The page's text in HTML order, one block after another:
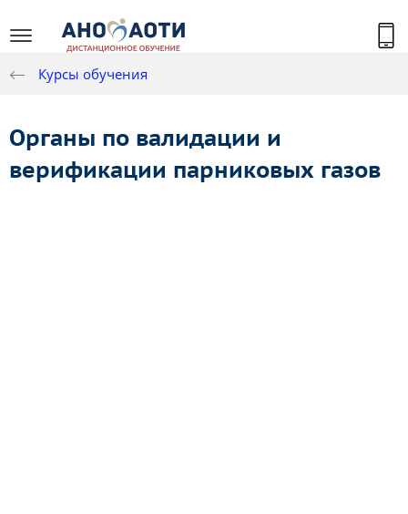
Курсы обучения
Органы по валидации и
верификации парниковых газов